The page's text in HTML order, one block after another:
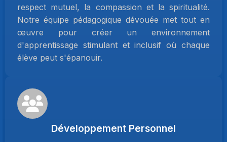
respect mutuel, la compassion et la spiritualité.
Notre équipe pédagogique dévouée met tout en
œuvre pour créer un environnement
d'apprentissage stimulant et inclusif où chaque
élève peut s'épanouir.
Développement Personnel